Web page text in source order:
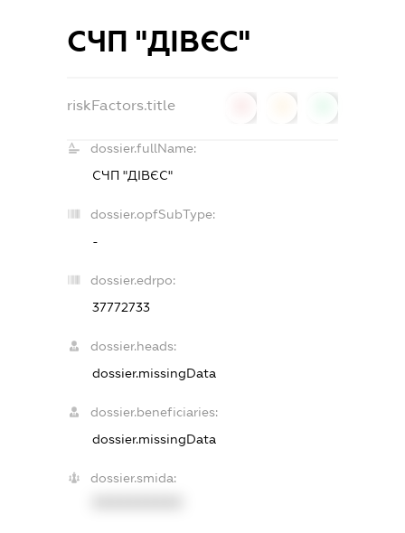
СЧП "ДІВЄС"
riskFactors.title
dossier.fullName:
СЧП "ДІВЄС"
dossier.opfSubType:
-
dossier.edrpo:
37772733
dossier.heads:
dossier.missingData
dossier.beneficiaries:
dossier.missingData
dossier.smida: